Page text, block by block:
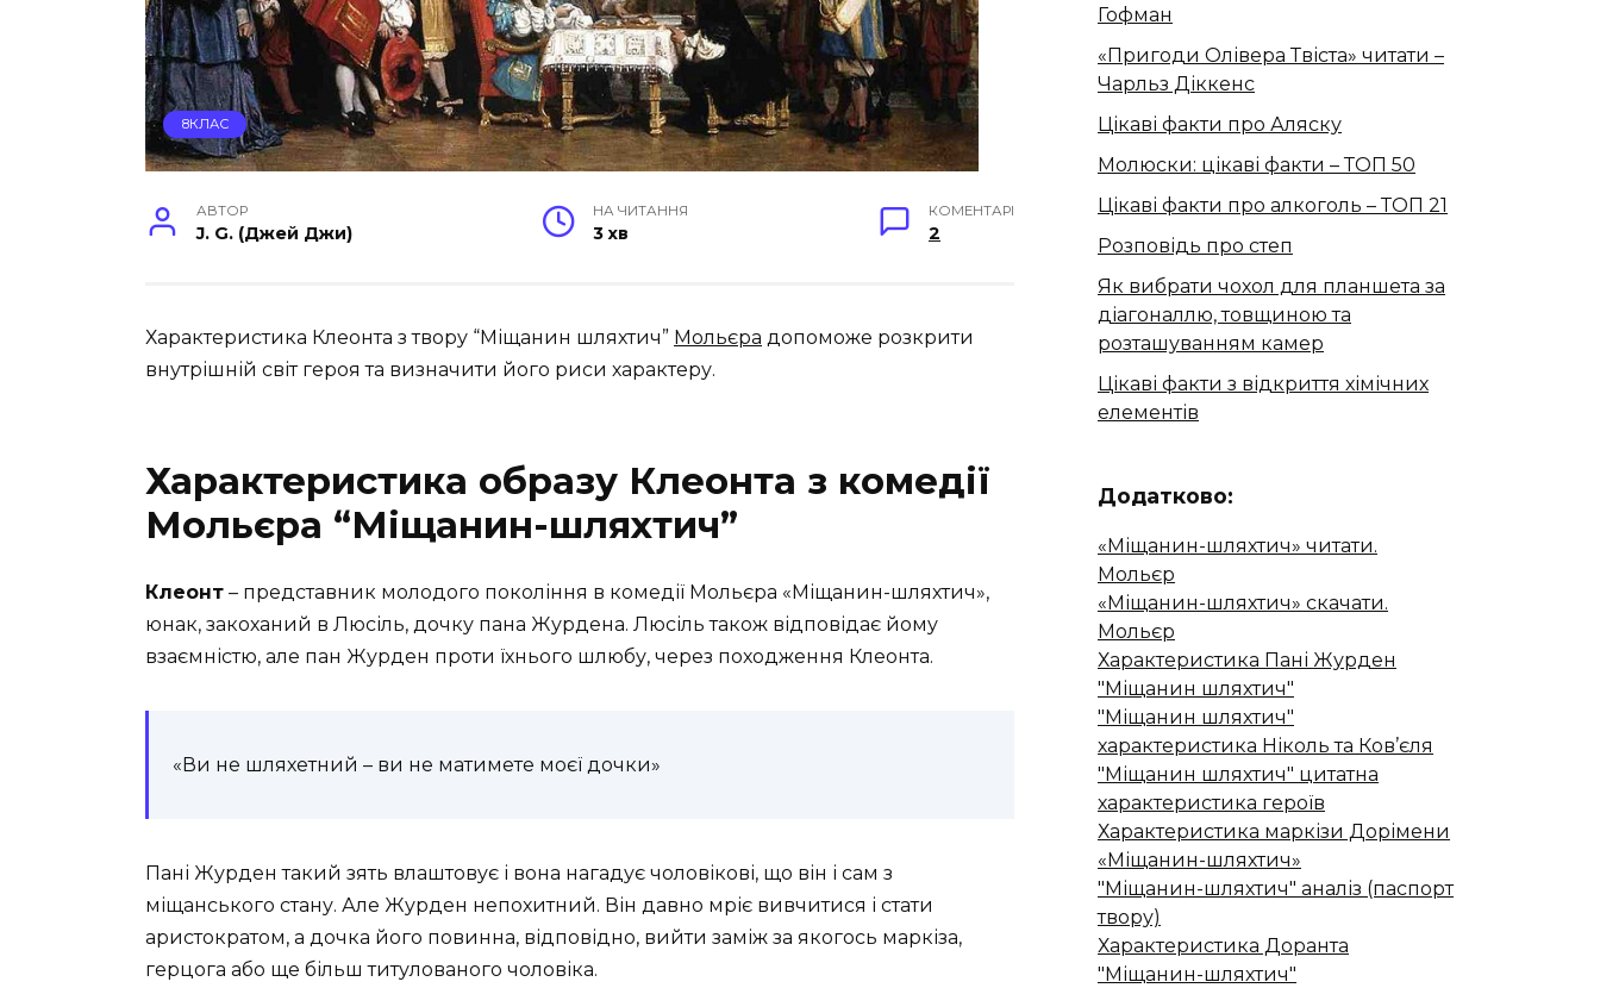
8КЛАС
АВТОР
J. G. (Джей Джи)
НА ЧИТАННЯ
3 хв
КОМЕНТАРІ
2
Характеристика Клеонта з твору “Міщанин шляхтич” Мольєра допоможе розкрити
внутрішній світ героя та визначити його риси характеру.
Характеристика образу Клеонта з комедії
Мольєра “Міщанин-шляхтич”
Клеонт – представник молодого покоління в комедії Мольєра «Міщанин-шляхтич»,
юнак, закоханий в Люсіль, дочку пана Журдена. Люсіль також відповідає йому
взаємністю, але пан Журден проти їхнього шлюбу, через походження Клеонта.
«Ви не шляхетний – ви не матимете моєї дочки»
Пані Журден такий зять влаштовує і вона нагадує чоловікові, що він і сам з
міщанського стану. Але Журден непохитний. Він давно мріє вивчитися і стати
аристократом, а дочка його повинна, відповідно, вийти заміж за якогось маркіза,
герцога або ще більш титулованого чоловіка.
Гофман
«Пригоди Олівера Твіста» читати –
Чарльз Діккенс
Цікаві факти про Аляску
Молюски: цікаві факти – ТОП 50
Цікаві факти про алкоголь – ТОП 21
Розповідь про степ
Як вибрати чохол для планшета за
діагоналлю, товщиною та
розташуванням камер
Цікаві факти з відкриття хімічних
елементів
Додатково:
«Міщанин-шляхтич» читати.
Мольєр
«Міщанин-шляхтич» скачати.
Мольєр
Характеристика Пані Журден
"Міщанин шляхтич"
"Міщанин шляхтич"
характеристика Ніколь та Ков’єля
"Міщанин шляхтич" цитатна
характеристика героїв
Характеристика маркізи Дорімени
«Міщанин-шляхтич»
"Міщанин-шляхтич" аналіз (паспорт
твору)
Характеристика Доранта
"Міщанин-шляхтич"